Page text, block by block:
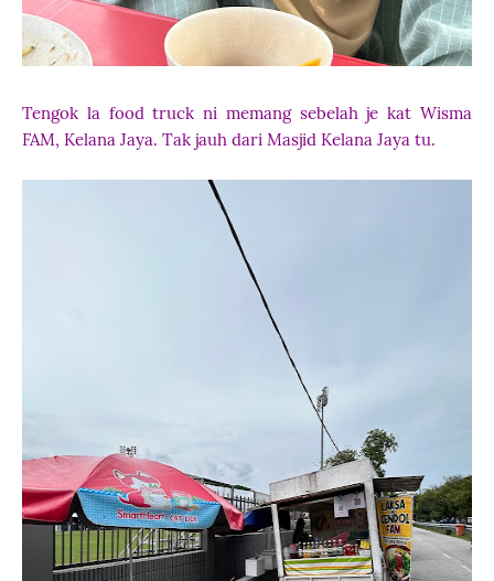
Tengok la food truck ni memang sebelah je kat Wisma
FAM, Kelana Jaya. Tak jauh dari Masjid Kelana Jaya tu.